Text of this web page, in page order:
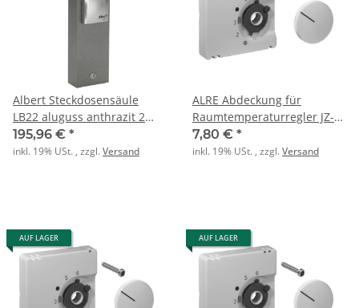
Albert Steckdosensäule
LB22 aluguss anthrazit 2
Steckd.
195,96 € *
inkl. 19% USt. , zzgl.Versand
ALRE Abdeckung für
Raumtemperaturregler JZ-
001.000 50x50mm glanz
reinweiss
7,80 € *
inkl. 19% USt. , zzgl.Versand
AUF LAGER AUF LAGER